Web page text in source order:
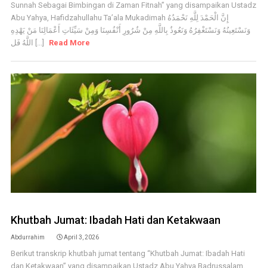
Sunnah Sebagai Bimbingan di Zaman Fitnah” yang disampaikan Ustadz
Abu Yahya, Hafidzahullahu Ta’ala Mukadimah إِنَّ الْحَمْدَ لِلَّهِ نَحْمَدُهُ
وَنَسْتَعِينُهُ وَنَسْتَغْفِرُهُ وَنَعُوذُ بِاللَّهِ مِنْ شُرُورِ أَنْفُسِنَا وَمِنْ سَيِّئَاتِ أَعْمَالِنَا مَنْ يَهْدِهِ
اللَّهُ فَل [...]
Read More
Khutbah Jumat: Ibadah Hati dan Ketakwaan
Abdurrahim April 3, 2026
Berikut transkrip khutbah jumat tentang “Khutbah Jumat: Ibadah Hati
dan Ketakwaan” yang disampaikan Ustadz Abu Yahya Badrussalam,